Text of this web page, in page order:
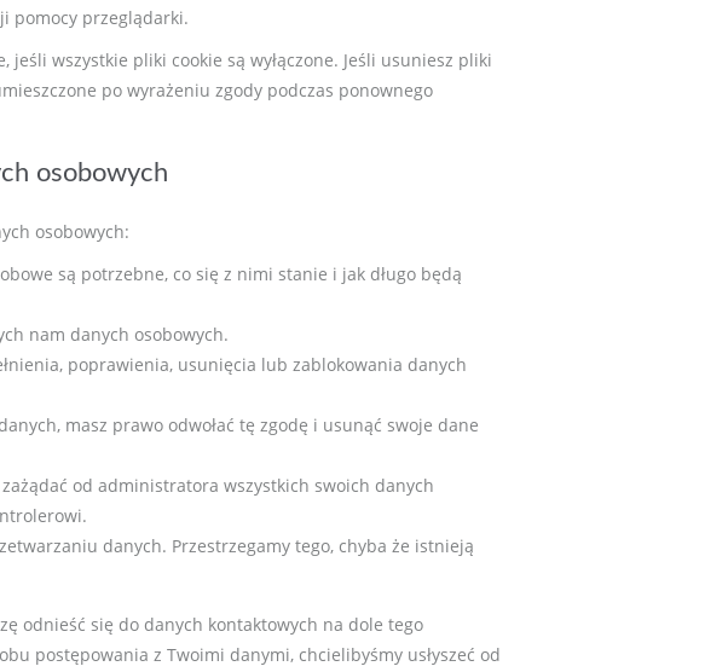
pomocy przeglądarki.
wszystkie pliki cookie są wyłączone. Jeśli usuniesz pliki
po wyrażeniu zgody podczas ponownego
osobowych
osobowych:
są potrzebne, co się z nimi stanie i jak długo będą
nam danych osobowych.
poprawienia, usunięcia lub zablokowania danych
masz prawo odwołać tę zgodę i usunąć swoje dane
od administratora wszystkich swoich danych
danych. Przestrzegamy tego, chyba że istnieją
odnieść się do danych kontaktowych na dole tego
postępowania z Twoimi danymi, chcielibyśmy usłyszeć od